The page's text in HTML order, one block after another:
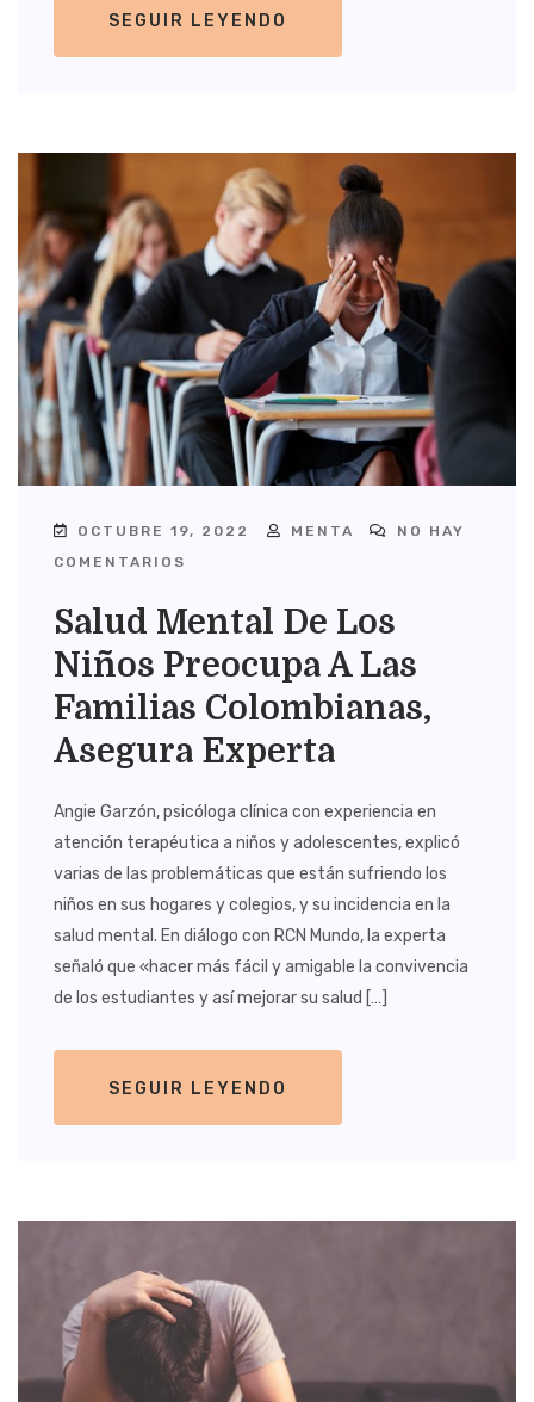
SEGUIR LEYENDO
OCTUBRE 19, 2022 MENTA
NO HAY
COMENTARIOS
Salud Mental De Los
Niños Preocupa A Las
Familias Colombianas,
Asegura Experta
Angie Garzón, psicóloga clínica con experiencia en
atención terapéutica a niños y adolescentes, explicó
varias de las problemáticas que están sufriendo los
niños en sus hogares y colegios, y su incidencia en la
salud mental. En diálogo con RCN Mundo, la experta
señaló que «hacer más fácil y amigable la convivencia
de los estudiantes y así mejorar su salud […]
SEGUIR LEYENDO